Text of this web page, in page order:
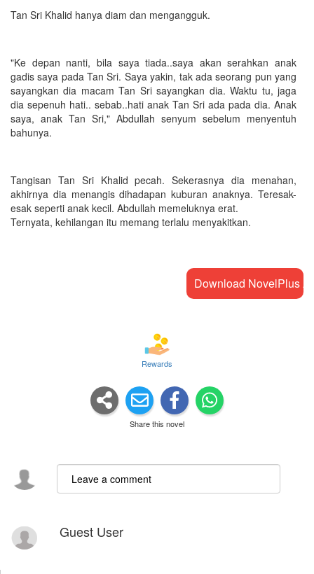
Tan Sri Khalid hanya diam dan mengangguk.
"Ke depan nanti, bila saya tiada..saya akan serahkan anak
gadis saya pada Tan Sri. Saya yakin, tak ada seorang pun yang
sayangkan dia macam Tan Sri sayangkan dia. Waktu tu, jaga
dia sepenuh hati.. sebab..hati anak Tan Sri ada pada dia. Anak
saya, anak Tan Sri," Abdullah senyum sebelum menyentuh
bahunya.
Tangisan Tan Sri Khalid pecah. Sekerasnya dia menahan,
akhirnya dia menangis dihadapan kuburan anaknya. Teresak-
esak seperti anak kecil. Abdullah memeluknya erat.
Ternyata, kehilangan itu memang terlalu menyakitkan.
Download NovelPlus
Rewards
Share this novel
Guest User